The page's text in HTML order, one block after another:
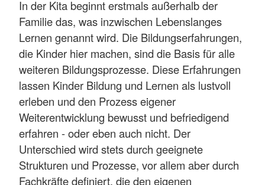
In der Kita beginnt erstmals außerhalb der
Familie das, was inzwischen Lebenslanges
Lernen genannt wird. Die Bildungserfahrungen,
die Kinder hier machen, sind die Basis für alle
weiteren Bildungsprozesse. Diese Erfahrungen
lassen Kinder Bildung und Lernen als lustvoll
erleben und den Prozess eigener
Weiterentwicklung bewusst und befriedigend
erfahren - oder eben auch nicht. Der
Unterschied wird stets durch geeignete
Strukturen und Prozesse, vor allem aber durch
Fachkräfte definiert, die den eigenen